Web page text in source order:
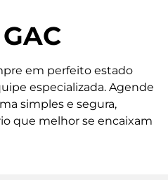
em perfeito estado
especializada. Agende
simples e segura,
que melhor se encaixam